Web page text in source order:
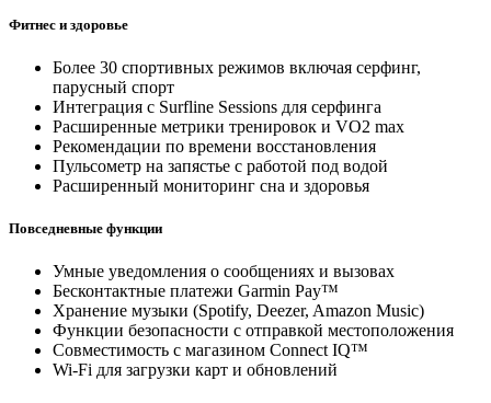
Фитнес и здоровье
Более 30 спортивных режимов включая серфинг,
парусный спорт
Интеграция с Surfline Sessions для серфинга
Расширенные метрики тренировок и VO2 max
Рекомендации по времени восстановления
Пульсометр на запястье с работой под водой
Расширенный мониторинг сна и здоровья
Повседневные функции
Умные уведомления о сообщениях и вызовах
Бесконтактные платежи Garmin Pay™
Хранение музыки (Spotify, Deezer, Amazon Music)
Функции безопасности с отправкой местоположения
Совместимость с магазином Connect IQ™
Wi-Fi для загрузки карт и обновлений